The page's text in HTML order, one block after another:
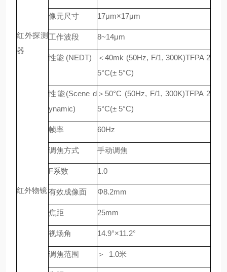
红外探测
器
像元尺寸 17μm×17μm
工作波段 8~14μm
性能 (NEDT) ＜ 40mk (50Hz, F/1, 300K)TFPA 2
5°C(± 5°C)
性能(Scene d
ynamic)
＞ 50°C (50Hz, F/1, 300K)TFPA 2
5°C(± 5°C)
帧率 60Hz
红外物镜
调焦方式 手动调焦
F系数 1.0
有效成像面 Φ8.2mm
焦距 25mm
视场角 14.9°×11.2°
调焦范围 ＞ 1.0米